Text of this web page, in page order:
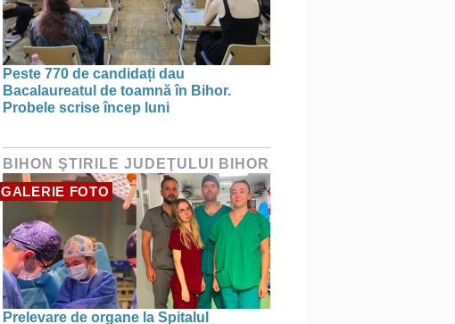
Peste 770 de candidați dau
Bacalaureatul de toamnă în Bihor.
Probele scrise încep luni
BIHON ŞTIRILE JUDEŢULUI BIHOR
GALERIE FOTO
Prelevare de organe la Spitalul